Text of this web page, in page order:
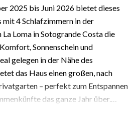
2025 bis Juni 2026 bietet dieses
mit 4 Schlafzimmern in der
Loma in Sotogrande Costa die
Sonnenschein und
gelegen in der Nähe des
das Haus einen großen, nach
– perfekt zum Entspannen
das ganze Jahr über.